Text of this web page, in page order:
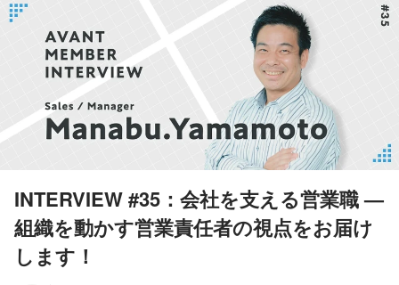
INTERVIEW #35：会社を支える営業職 —
組織を動かす営業責任者の視点をお届け
します！